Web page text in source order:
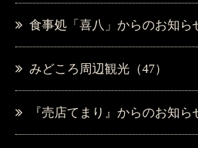
食事処「喜八」からのお知ら
みどころ周辺観光（47）
『売店てまり』からのお知ら